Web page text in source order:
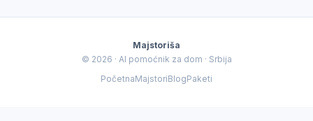
Majstoriša
© 2026 · AI pomoćnik za dom · Srbija
PočetnaMajstoriBlogPaketi